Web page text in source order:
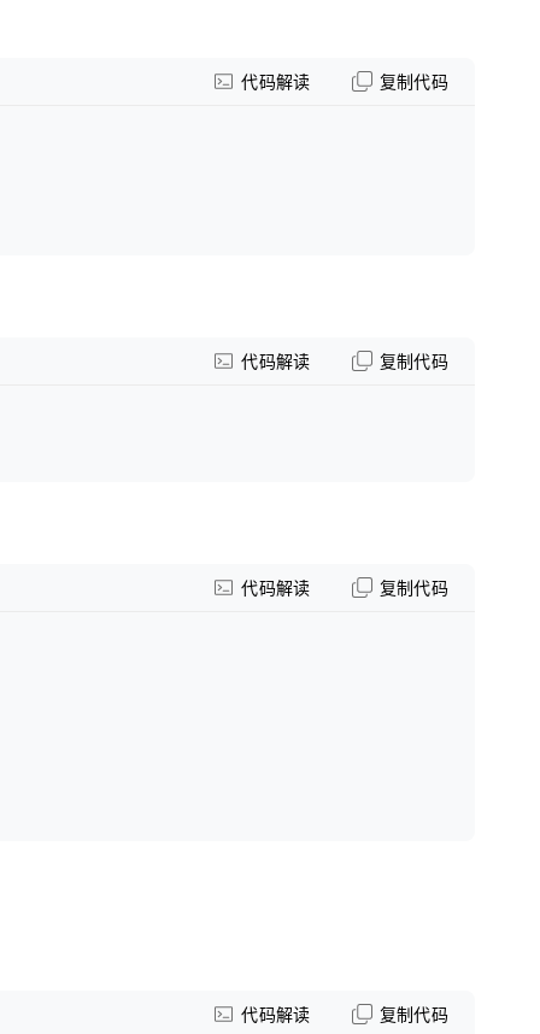
代码解读 复制代码
代码解读 复制代码
代码解读 复制代码
代码解读 复制代码